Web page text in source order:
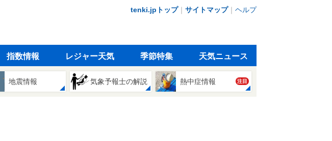
tenki.jpトップ｜ サイトマップ｜ ヘルプ
指数情報 レジャー天気 季節特集 天気ニュース
地震情報 気象予報士の解説 熱中症情報 注目